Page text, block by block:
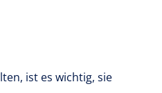
ist es wichtig, sie